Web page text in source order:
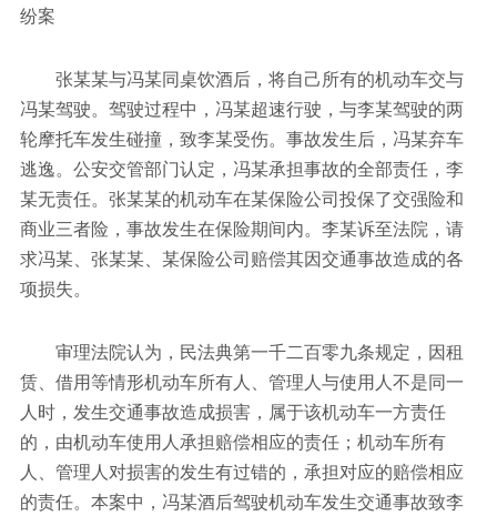
纷案
张某某与冯某同桌饮酒后，将自己所有的机动车交与
冯某驾驶。驾驶过程中，冯某超速行驶，与李某驾驶的两
轮摩托车发生碰撞，致李某受伤。事故发生后，冯某弃车
逃逸。公安交管部门认定，冯某承担事故的全部责任，李
某无责任。张某某的机动车在某保险公司投保了交强险和
商业三者险，事故发生在保险期间内。李某诉至法院，请
求冯某、张某某、某保险公司赔偿其因交通事故造成的各
项损失。
审理法院认为，民法典第一千二百零九条规定，因租
赁、借用等情形机动车所有人、管理人与使用人不是同一
人时，发生交通事故造成损害，属于该机动车一方责任
的，由机动车使用人承担赔偿相应的责任；机动车所有
人、管理人对损害的发生有过错的，承担对应的赔偿相应
的责任。本案中，冯某酒后驾驶机动车发生交通事故致李